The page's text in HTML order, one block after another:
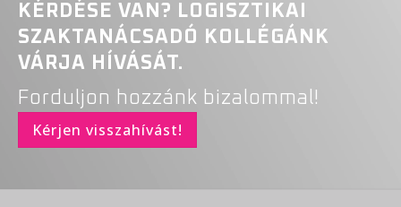
KÉRDÉSE VAN? LOGISZTIKAI
SZAKTANÁCSADÓ KOLLÉGÁNK
VÁRJA HÍVÁSÁT.
Forduljon hozzánk bizalommal!
Kérjen visszahívást!